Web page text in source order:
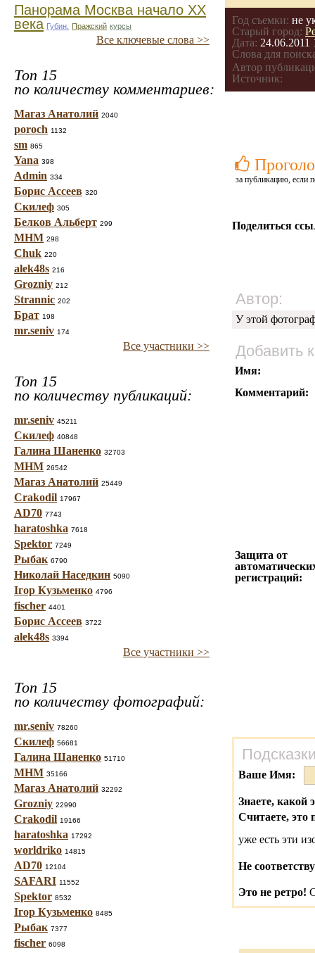
Панорама Москва начало ХХ
века Губин. Пражский курсы
Все ключевые слова >>
Топ 15
по количеству комментариев:
Магаз Анатолий 2040
poroch 1132
sm 865
Yana 398
Admin 334
Борис Ассеев 320
Скилеф 305
Белков Альберт 299
МНМ 298
Chuk 220
alek48s 216
Grozniy 212
Strannic 202
Брат 198
mr.seniv 174
Все участники >>
Топ 15
по количеству публикаций:
mr.seniv 45211
Скилеф 40848
Галина Шаненко 32703
МНМ 26542
Магаз Анатолий 25449
Crakodil 17967
AD70 7743
haratoshka 7618
Spektor 7249
Рыбак 6790
Николай Наседкин 5090
Ігор Кузьменко 4796
fischer 4401
Борис Ассеев 3722
alek48s 3394
Все участники >>
Топ 15
по количеству фотографий:
mr.seniv 78260
Скилеф 56681
Галина Шаненко 51710
МНМ 35166
Магаз Анатолий 32292
Grozniy 22990
Crakodil 19166
haratoshka 17292
worldriko 14815
AD70 12104
SAFARI 11552
Spektor 8532
Ігор Кузьменко 8485
Рыбак 7377
fischer 6098
Год съемки: не
Старый город:
Дата: 24.06.2011
Слова для
Автор
Источник:
за публикацию, если
Поделиться
Автор:
У этой
Добавить
Имя:
Комментарий:
Защита от
регистраций:
Ваше Имя:
Знаете, какой
Считаете, это
уже есть эти
Не
Это не ретро!